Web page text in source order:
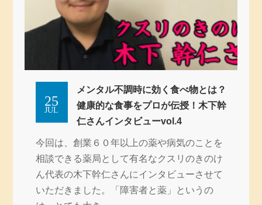
JUL
25
メンタル不調時に効く食べ物とは？
健康的な食事をプロが伝授！木下幹
仁さんインタビューvol.4
今回は、創業６０年以上の薬や病気のことを
相談できる薬局として有名なクスリのきのけ
ん代表の木下幹仁さんにインタビューさせて
いただきました。「障害者と薬」というの